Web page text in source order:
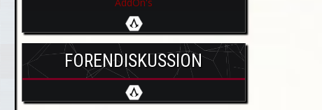
FORENDISKUSSION